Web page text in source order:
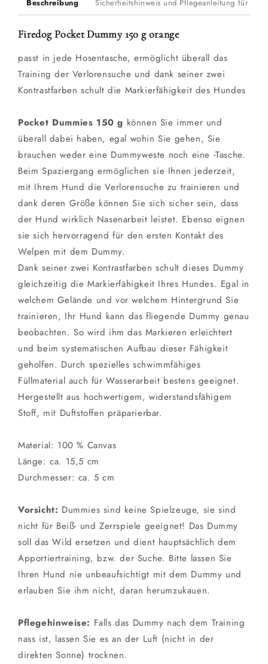
Beschreibung Sicherheitshinweis und Pflegeanleitung für
Firedog Pocket Dummy 150 g orange
passt in jede Hosentasche, ermöglicht überall das
Training der Verlorensuche und dank seiner zwei
Kontrastfarben schult die Markierfähigkeit des Hundes
Pocket Dummies 150 g können Sie immer und
überall dabei haben, egal wohin Sie gehen, Sie
brauchen weder eine Dummyweste noch eine -Tasche.
Beim Spaziergang ermöglichen sie Ihnen jederzeit,
mit Ihrem Hund die Verlorensuche zu trainieren und
dank deren Größe können Sie sich sicher sein, dass
der Hund wirklich Nasenarbeit leistet. Ebenso eignen
sie sich hervorragend für den ersten Kontakt des
Welpen mit dem Dummy.
Dank seiner zwei Kontrastfarben schult dieses Dummy
gleichzeitig die Markierfähigkeit Ihres Hundes. Egal in
welchem Gelände und vor welchem Hintergrund Sie
trainieren, Ihr Hund kann das fliegende Dummy genau
beobachten. So wird ihm das Markieren erleichtert
und beim systematischen Aufbau dieser Fähigkeit
geholfen. Durch spezielles schwimmfähiges
Füllmaterial auch für Wasserarbeit bestens geeignet.
Hergestellt aus hochwertigem, widerstandsfähigem
Stoff, mit Duftstoffen präparierbar.
Material: 100 % Canvas
Länge: ca. 15,5 cm
Durchmesser: ca. 5 cm
Vorsicht: Dummies sind keine Spielzeuge, sie sind
nicht für Beiß- und Zerrspiele geeignet! Das Dummy
soll das Wild ersetzen und dient hauptsächlich dem
Apportiertraining, bzw. der Suche. Bitte lassen Sie
Ihren Hund nie unbeaufsichtigt mit dem Dummy und
erlauben Sie ihm nicht, daran herumzukauen.
Pflegehinweise: Falls das Dummy nach dem Training
nass ist, lassen Sie es an der Luft (nicht in der
direkten Sonne) trocknen.